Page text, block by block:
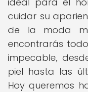
cuidar su
de la moda
encontrarás
impecable,
piel hasta las
Hoy queremos